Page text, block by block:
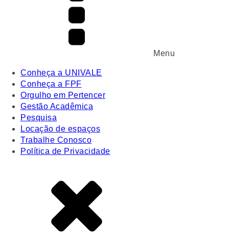
Menu
Conheça a UNIVALE
Conheça a FPF
Orgulho em Pertencer
Gestão Acadêmica
Pesquisa
Locação de espaços
Trabalhe Conosco
Política de Privacidade